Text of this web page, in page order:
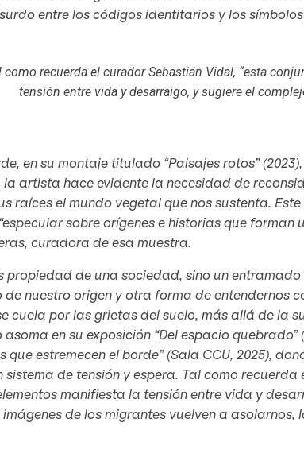
entre los códigos identitarios y los
como recuerda el curador Sebastián Vidal, “esta
tensión entre vida y desarraigo, y sugiere el
en su montaje titulado “Paisajes rotos”
artista hace evidente la necesidad de
raíces el mundo vegetal que nos sustenta.
sobre orígenes e historias que forman
curadora de esa muestra.
propiedad de una sociedad, sino un
nuestro origen y otra forma de entendernos
cuela por las grietas del suelo, más allá de la
asoma en su exposición “Del espacio
que estremecen el borde” (Sala CCU, 2025),
sistema de tensión y espera. Tal como
manifiesta la tensión entre vida y
imágenes de los migrantes vuelven a